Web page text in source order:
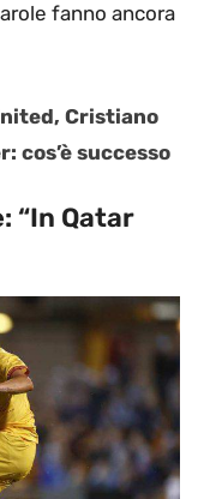
fanno ancora
Cristiano
cos’è successo
“In Qatar